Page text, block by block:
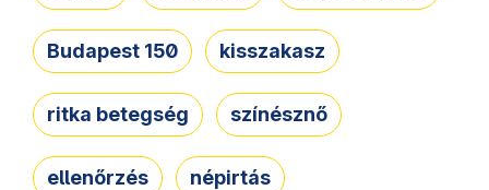
Budapest 150 kisszakasz
ritka betegség színésznő
ellenőrzés népirtás